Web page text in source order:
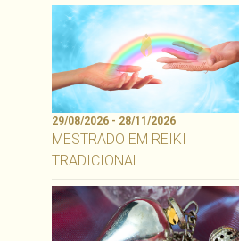
29/08/2026 - 28/11/2026
MESTRADO EM REIKI
TRADICIONAL